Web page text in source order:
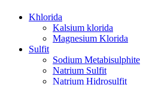
Khlorida
Kalsium klorida
Magnesium Klorida
Sulfit
Sodium Metabisulphite
Natrium Sulfit
Natrium Hidrosulfit